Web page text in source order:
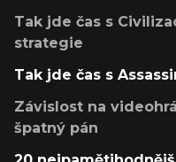
Tak jde čas s
strategie
Tak jde čas s
Závislost na
špatný pán